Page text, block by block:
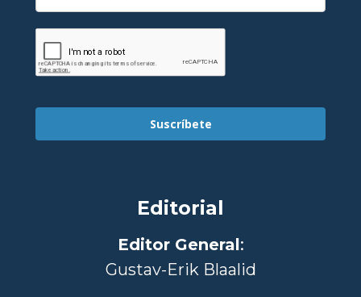
Suscríbete
Editorial
Editor General:
Gustav-Erik Blaalid